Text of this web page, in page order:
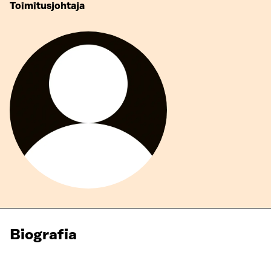
Toimitusjohtaja
Biografia